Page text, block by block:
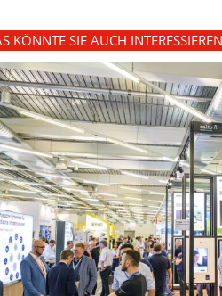
KÖNNTE SIE AUCH INTERESSIEREN